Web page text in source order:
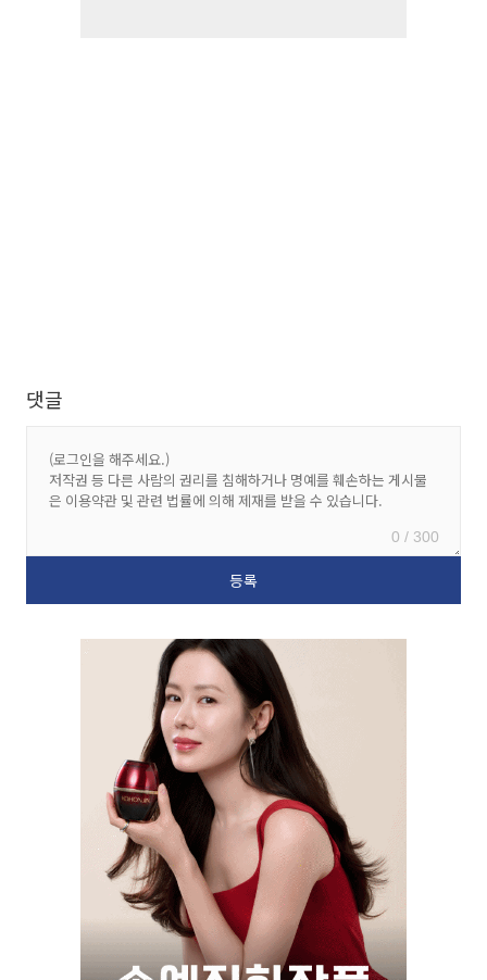
댓글
0 / 300